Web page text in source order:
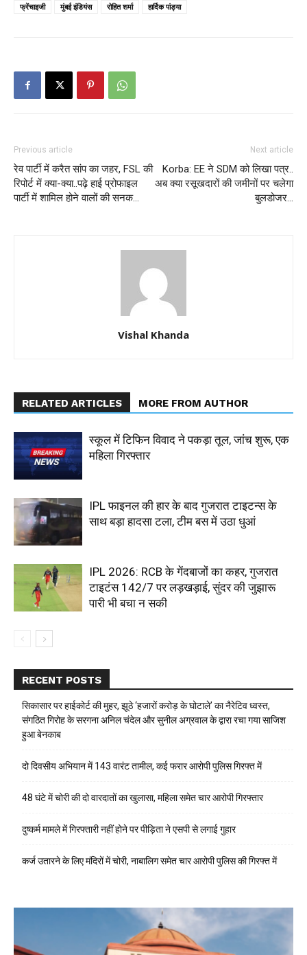
फ्रेंचाइजी मुंबई इंडियंस रोहित शर्मा हार्दिक पांड्या
Previous article
रेव पार्टी में करैत सांप का जहर, FSL की
रिपोर्ट में क्‍या-क्‍या..पढ़े हाई प्रोफाइल
पार्टी में शामिल होने वालों की सनक…
Next article
Korba: EE ने SDM को लिखा पत्र..
अब क्या रसूखदारों की जमीनों पर चलेगा
बुलडोजर…
Vishal Khanda
RELATED ARTICLES MORE FROM AUTHOR
स्कूल में टिफिन विवाद ने पकड़ा तूल, जांच शुरू, एक
महिला गिरफ्तार
IPL फाइनल की हार के बाद गुजरात टाइटन्स के
साथ बड़ा हादसा टला, टीम बस में उठा धुआं
IPL 2026: RCB के गेंदबाजों का कहर, गुजरात
टाइटंस 142/7 पर लड़खड़ाई, सुंदर की जुझारू
पारी भी बचा न सकी
RECENT POSTS
सिकासार पर हाईकोर्ट की मुहर, झूठे ‘हजारों करोड़ के घोटाले’ का नैरेटिव ध्वस्त,
संगठित गिरोह के सरगना अनिल चंदेल और सुनील अग्रवाल के द्वारा रचा गया साजिश
हुआ बेनकाब
दो दिवसीय अभियान में 143 वारंट तामील, कई फरार आरोपी पुलिस गिरफ्त में
48 घंटे में चोरी की दो वारदातों का खुलासा, महिला समेत चार आरोपी गिरफ्तार
दुष्कर्म मामले में गिरफ्तारी नहीं होने पर पीड़िता ने एसपी से लगाई गुहार
कर्ज उतारने के लिए मंदिरों में चोरी, नाबालिग समेत चार आरोपी पुलिस की गिरफ्त में